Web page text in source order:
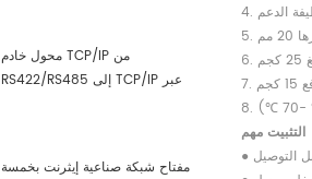
محول خادم TCP/IP من
RS422/RS485 إلى TCP/IP عبر
مفتاح شبكة صناعية إيثرنت بخمسة
التثبيت مهم
التوصيل